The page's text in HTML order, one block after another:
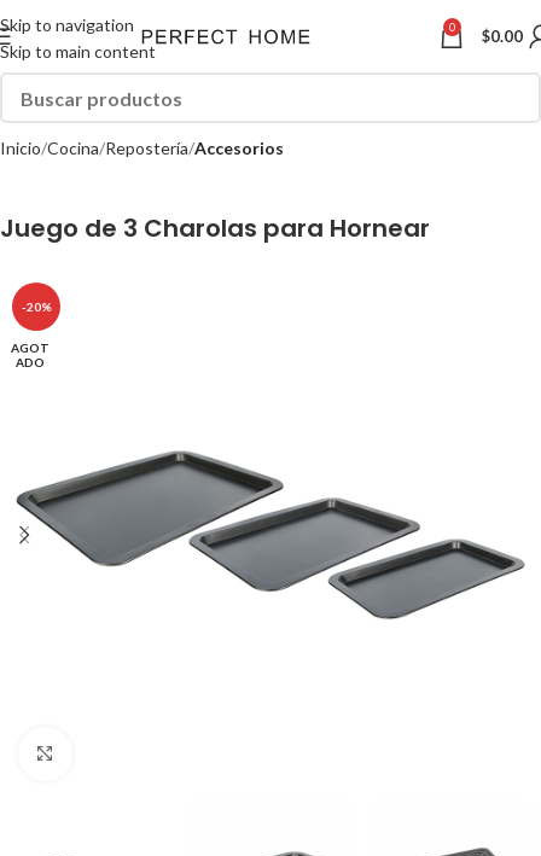
Skip to navigation
Skip to main content
0 $0.00
Inicio Cocina Repostería Accesorios
Juego de 3 Charolas para Hornear
-20%
AGOT
ADO